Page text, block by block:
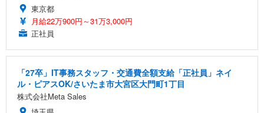
東京都
月給22万900円～31万3,000円
正社員
「27卒」IT事務スタッフ・交通費全額支給「正社員」ネイ
ル・ピアスOK/さいたま市大宮区大門町1丁目
株式会社Meta Sales